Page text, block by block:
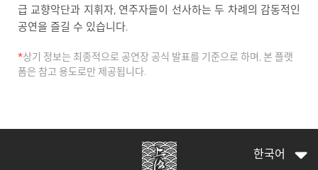
급 교향악단과 지휘자, 연주자들이 선사하는 두 차례의 감동적인
공연을 즐길 수 있습니다.
*상기 정보는 최종적으로 공연장 공식 발표를 기준으로 하며, 본 플랫
폼은 참고 용도로만 제공됩니다.
한국어